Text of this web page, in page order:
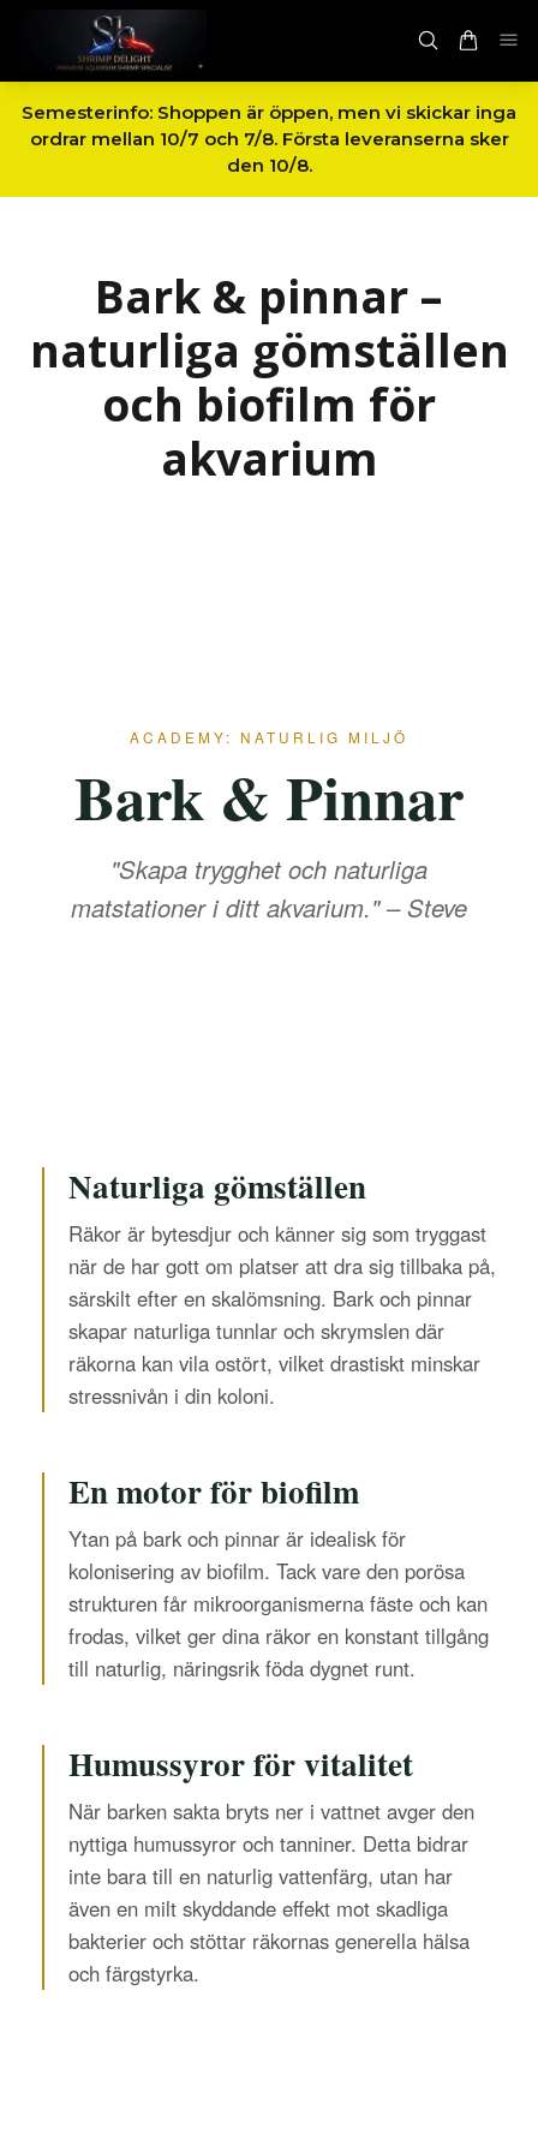
Semesterinfo: Shoppen är öppen, men vi skickar inga
ordrar mellan 10/7 och 7/8. Första leveranserna sker
den 10/8.
Bark & pinnar –
naturliga gömställen
och biofilm för
akvarium
ACADEMY: NATURLIG MILJÖ
Bark & Pinnar
"Skapa trygghet och naturliga
matstationer i ditt akvarium." – Steve
Naturliga gömställen
Räkor är bytesdjur och känner sig som tryggast
när de har gott om platser att dra sig tillbaka på,
särskilt efter en skalömsning. Bark och pinnar
skapar naturliga tunnlar och skrymslen där
räkorna kan vila ostört, vilket drastiskt minskar
stressnivån i din koloni.
En motor för biofilm
Ytan på bark och pinnar är idealisk för
kolonisering av biofilm. Tack vare den porösa
strukturen får mikroorganismerna fäste och kan
frodas, vilket ger dina räkor en konstant tillgång
till naturlig, näringsrik föda dygnet runt.
Humussyror för vitalitet
När barken sakta bryts ner i vattnet avger den
nyttiga humussyror och tanniner. Detta bidrar
inte bara till en naturlig vattenfärg, utan har
även en milt skyddande effekt mot skadliga
bakterier och stöttar räkornas generella hälsa
och färgstyrka.